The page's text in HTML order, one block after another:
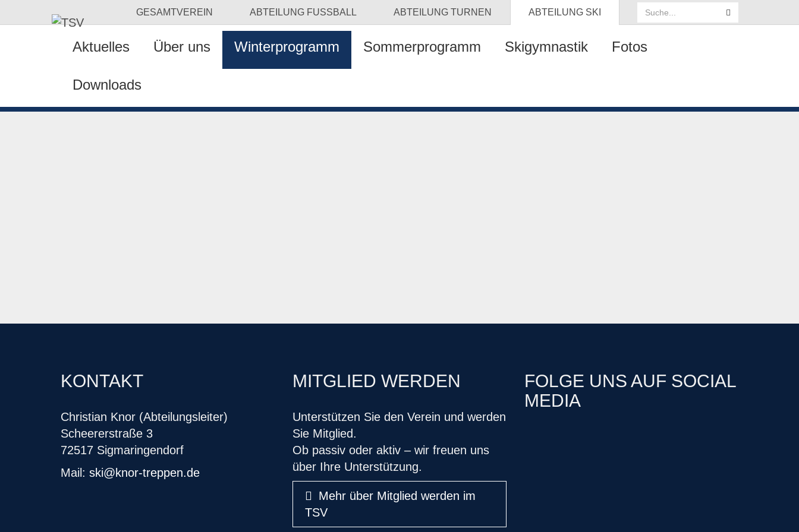
GESAMTVEREIN ABTEILUNG FUSSBALL ABTEILUNG TURNEN ABTEILUNG SKI
Aktuelles Über uns Winterprogramm Sommerprogramm Skigymnastik Fotos
Downloads
KONTAKT
Christian Knor (Abteilungsleiter)
Scheererstraße 3
72517 Sigmaringendorf
Mail: ski@knor-treppen.de
MITGLIED WERDEN
Unterstützen Sie den Verein und werden
Sie Mitglied.
Ob passiv oder aktiv – wir freuen uns
über Ihre Unterstützung.
Mehr über Mitglied werden im
TSV
FOLGE UNS AUF SOCIAL
MEDIA